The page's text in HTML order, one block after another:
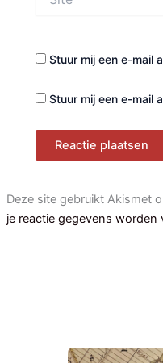
Stuur mij een e-mail
Stuur mij een e-mail
Deze site gebruikt Akismet
je reactie gegevens worden